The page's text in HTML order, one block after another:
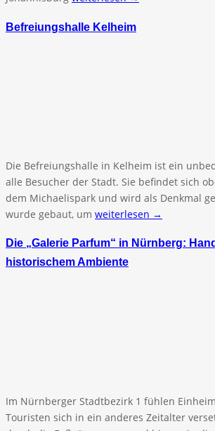
Befreiungshalle Kelheim
Die Befreiungshalle in Kelheim ist ein
alle Besucher der Stadt. Sie befindet sich
dem Michaelispark und wird als Denkmal
wurde gebaut, um weiterlesen →
Die „Galerie Parfum“ in Nürnberg:
historischem Ambiente
Im Nürnberger Stadtbezirk 1 fühlen
Touristen sich in ein anderes Zeitalter